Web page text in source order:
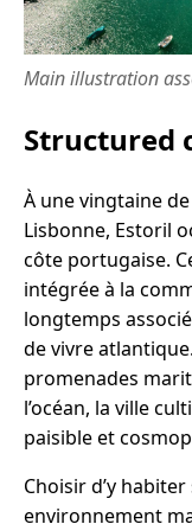
Main illustration
Structured
À une vingtaine
Lisbonne, Estoril
côte portugaise.
intégrée à la
longtemps
de vivre
promenades
l’océan, la ville
paisible et
Choisir d’y
environnement